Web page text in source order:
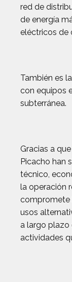
red de
de energía
eléctricos de
También es
con equipos
subterránea.
Gracias a
Picacho han
técnico,
la operación
compromete
usos
a largo plazo
actividades